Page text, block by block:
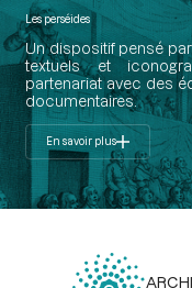
Les perséides
Un dispositif pensé
textuels et
partenariat avec des
documentaires.
En savoir plus